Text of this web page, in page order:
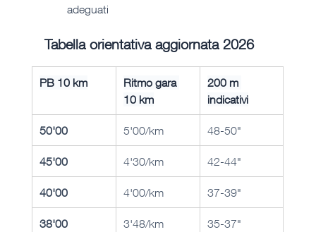
adeguati
Tabella orientativa aggiornata 2026
PB 10 km
Ritmo gara
10 km
200 m
indicativi
50'00 5'00/km 48-50"
45'00 4'30/km 42-44"
40'00 4'00/km 37-39"
38'00 3'48/km 35-37"